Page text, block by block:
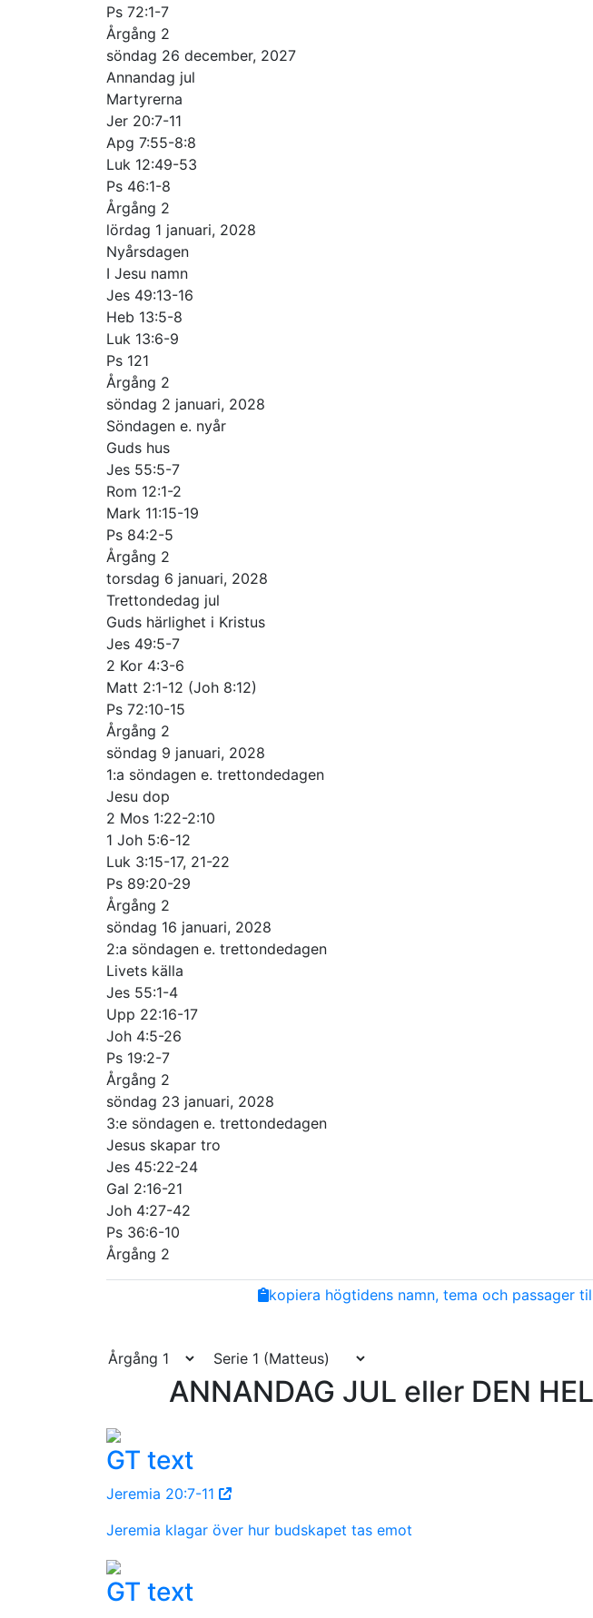
Ps 72:1-7
Årgång 2
söndag 26 december, 2027
Annandag jul
Martyrerna
Jer 20:7-11
Apg 7:55-8:8
Luk 12:49-53
Ps 46:1-8
Årgång 2
lördag 1 januari, 2028
Nyårsdagen
I Jesu namn
Jes 49:13-16
Heb 13:5-8
Luk 13:6-9
Ps 121
Årgång 2
söndag 2 januari, 2028
Söndagen e. nyår
Guds hus
Jes 55:5-7
Rom 12:1-2
Mark 11:15-19
Ps 84:2-5
Årgång 2
torsdag 6 januari, 2028
Trettondedag jul
Guds härlighet i Kristus
Jes 49:5-7
2 Kor 4:3-6
Matt 2:1-12 (Joh 8:12)
Ps 72:10-15
Årgång 2
söndag 9 januari, 2028
1:a söndagen e. trettondedagen
Jesu dop
2 Mos 1:22-2:10
1 Joh 5:6-12
Luk 3:15-17, 21-22
Ps 89:20-29
Årgång 2
söndag 16 januari, 2028
2:a söndagen e. trettondedagen
Livets källa
Jes 55:1-4
Upp 22:16-17
Joh 4:5-26
Ps 19:2-7
Årgång 2
söndag 23 januari, 2028
3:e söndagen e. trettondedagen
Jesus skapar tro
Jes 45:22-24
Gal 2:16-21
Joh 4:27-42
Ps 36:6-10
Årgång 2
EmailCopy
kopiera högtidens namn, tema och passager
ANNANDAG JUL eller DEN
GT text
Jeremia 20:7-11
Jeremia klagar över hur budskapet tas emot
GT text